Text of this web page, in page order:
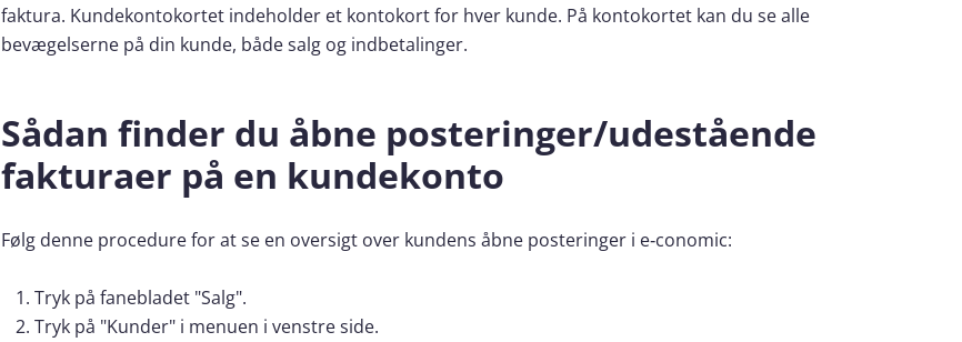
faktura. Kundekontokortet indeholder et kontokort for hver kunde. På kontokortet kan du se alle
bevægelserne på din kunde, både salg og indbetalinger.
Sådan finder du åbne posteringer/udestående
fakturaer på en kundekonto
Følg denne procedure for at se en oversigt over kundens åbne posteringer i e‑conomic:
Tryk på fanebladet "Salg".
Tryk på "Kunder" i menuen i venstre side.